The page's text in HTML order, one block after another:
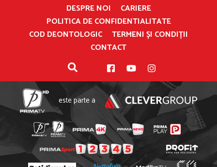
DESPRE NOI
CARIERE
POLITICA DE CONFIDENTIALITATE
COD DEONTOLOGIC
TERMENI ȘI CONDIȚII
CONTACT
este parte a